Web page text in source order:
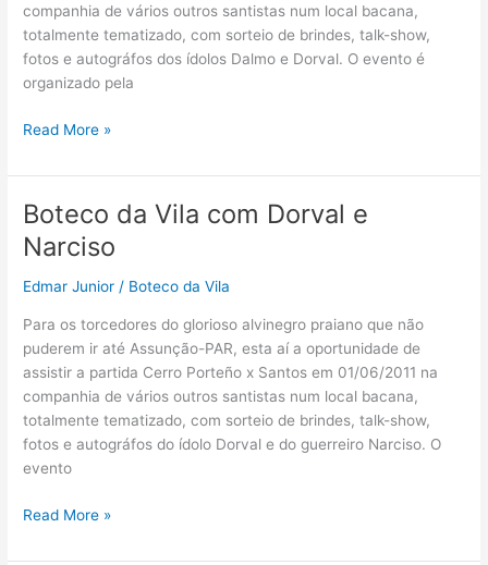
companhia de vários outros santistas num local bacana,
totalmente tematizado, com sorteio de brindes, talk-show,
fotos e autográfos dos ídolos Dalmo e Dorval. O evento é
organizado pela
Boteco
Vila
com
Dalmo
e
Read More »
Boteco da Vila com Dorval e
Narciso
Edmar Junior/ Boteco da Vila
Para os torcedores do glorioso alvinegro praiano que não
puderem ir até Assunção-PAR, esta aí a oportunidade de
assistir a partida Cerro Porteño x Santos em 01/06/2011 na
companhia de vários outros santistas num local bacana,
totalmente tematizado, com sorteio de brindes, talk-show,
fotos e autográfos do ídolo Dorval e do guerreiro Narciso. O
evento
Boteco
Vila
Read More »